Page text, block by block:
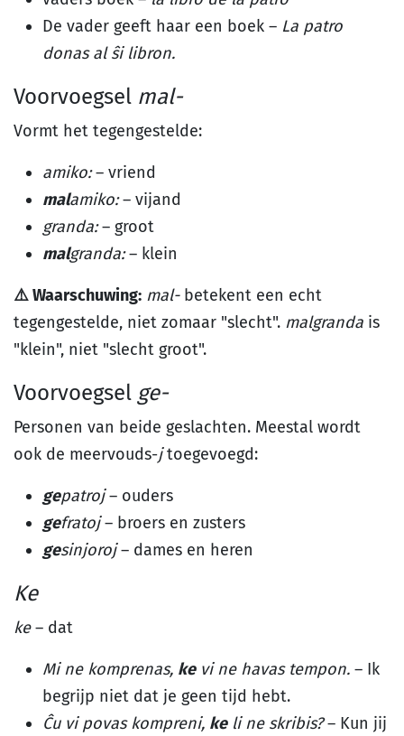
De vader geeft haar een boek – La patro
donas al ŝi libron.
Voorvoegsel mal-
Vormt het tegengestelde:
amiko:– vriend
malamiko:– vijand
granda:– groot
malgranda:– klein
⚠️ Waarschuwing: mal-betekent een echt
tegengestelde, niet zomaar "slecht". malgranda is
"klein", niet "slecht groot".
Voorvoegsel ge-
Personen van beide geslachten. Meestal wordt
ook de meervouds-jtoegevoegd:
gepatroj– ouders
gefratoj– broers en zusters
gesinjoroj– dames en heren
Ke
ke– dat
Mi ne komprenas, kevi ne havas tempon. – Ik
begrijp niet dat je geen tijd hebt.
Ĉu vi povas kompreni, keli ne skribis?– Kun jij